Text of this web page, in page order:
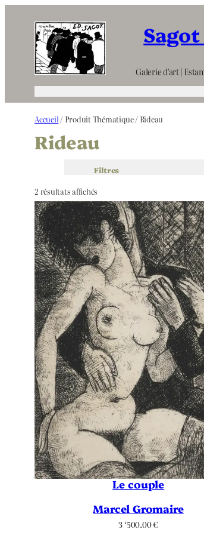
contenu
Galerie d’art |
Accueil / Produit Thématique / Rideau
Rideau
Filtres
2 résultats affichés
Le couple
Marcel Gromaire
3 ‘500.00€